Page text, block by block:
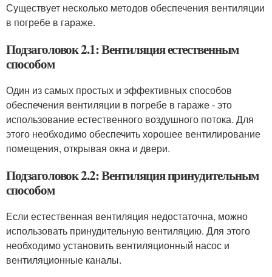
Существует несколько методов обеспечения вентиляции
в погребе в гараже.
Подзаголовок 2.1: Вентиляция естественным
способом
Один из самых простых и эффективных способов
обеспечения вентиляции в погребе в гараже - это
использование естественного воздушного потока. Для
этого необходимо обеспечить хорошее вентилирование
помещения, открывая окна и двери.
Подзаголовок 2.2: Вентиляция принудительным
способом
Если естественная вентиляция недостаточна, можно
использовать принудительную вентиляцию. Для этого
необходимо установить вентиляционный насос и
вентиляционные каналы.